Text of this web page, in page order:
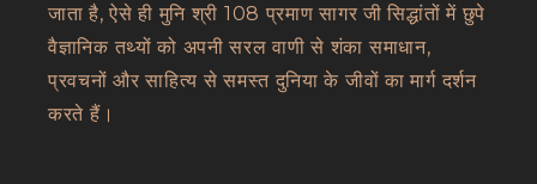
जाता है, ऐसे ही मुनि श्री 108 प्रमाण सागर जी सिद्धांतों में छुपे
वैज्ञानिक तथ्यों को अपनी सरल वाणी से शंका समाधान,
प्रवचनों और साहित्य से समस्त दुनिया के जीवों का मार्ग दर्शन
करते हैं।